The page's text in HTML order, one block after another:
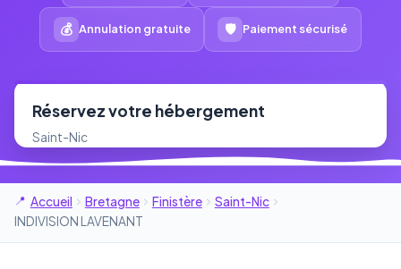
💰 Annulation gratuite 🛡 Paiement sécurisé
Réservez votre hébergement
Saint-Nic
Accueil Bretagne Finistère
Saint-Nic
INDIVISION LAVENANT